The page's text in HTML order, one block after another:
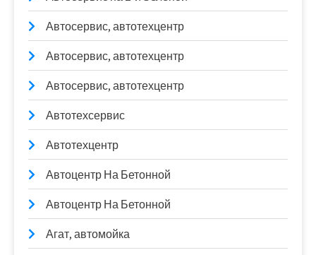
Автосервис, автотехцентр
Автосервис, автотехцентр
Автосервис, автотехцентр
Автотехсервис
Автотехцентр
Автоцентр На Бетонной
Автоцентр На Бетонной
Агат, автомойка